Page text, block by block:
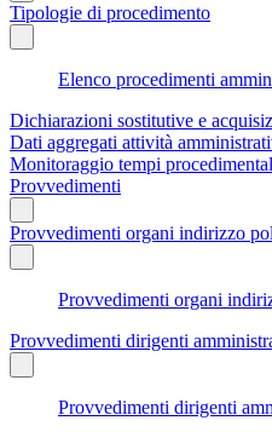
Tipologie di procedimento
Elenco procedimenti
Dichiarazioni sostitutive e
Dati aggregati attività
Monitoraggio tempi
Provvedimenti
Provvedimenti organi indirizzo
Provvedimenti organi
Provvedimenti dirigenti
Provvedimenti dirigenti